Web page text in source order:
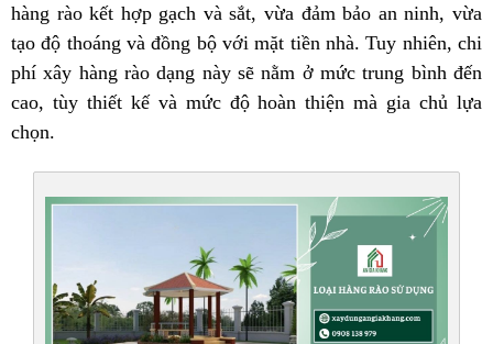
hàng rào kết hợp gạch và sắt, vừa đảm bảo an ninh, vừa
tạo độ thoáng và đồng bộ với mặt tiền nhà. Tuy nhiên, chi
phí xây hàng rào dạng này sẽ nằm ở mức trung bình đến
cao, tùy thiết kế và mức độ hoàn thiện mà gia chủ lựa
chọn.